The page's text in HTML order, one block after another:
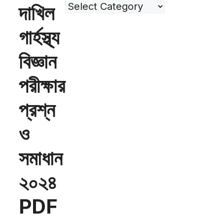
দাখিল
গার্হস্থ্য
বিজ্ঞান
পরীক্ষার
প্রশ্ন
ও
সমাধান
২০২৪
PDF